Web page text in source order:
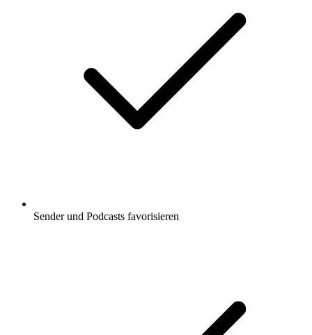
Sender und Podcasts favorisieren